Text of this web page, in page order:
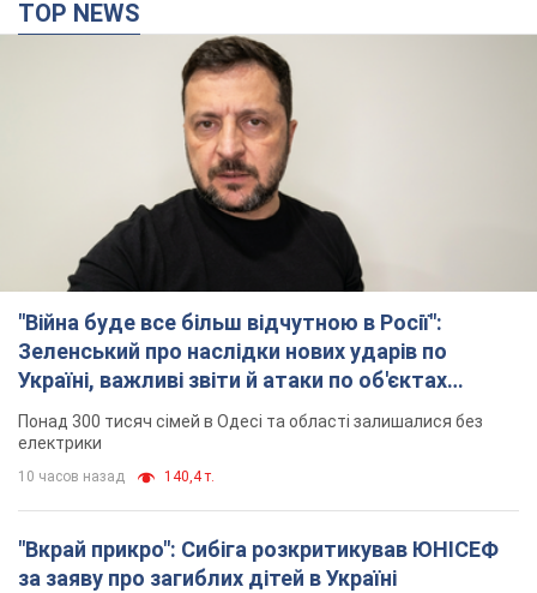
TOP NEWS
"Війна буде все більш відчутною в Росії":
Зеленський про наслідки нових ударів по
Україні, важливі звіти й атаки по об'єктах
ворога. Відео
Понад 300 тисяч сімей в Одесі та області залишалися без
електрики
10 часов назад 140,4 т.
"Вкрай прикро": Сибіга розкритикував ЮНІСЕФ
за заяву про загиблих дітей в Україні